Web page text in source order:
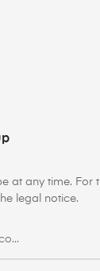
at any time. For
legal notice.